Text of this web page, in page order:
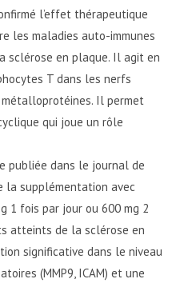
l’effet thérapeutique
les maladies auto-immunes
sclérose en plaque. Il agit en
T dans les nerfs
Il permet
qui joue un rôle
publiée dans le journal de
la supplémentation avec
1 fois par jour ou 600 mg 2
atteints de la sclérose en
significative dans le niveau
(MMP9, ICAM) et une